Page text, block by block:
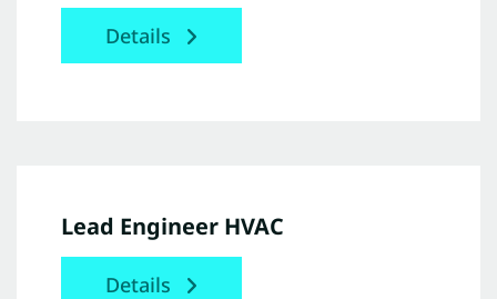
Details
Lead Engineer HVAC
Details